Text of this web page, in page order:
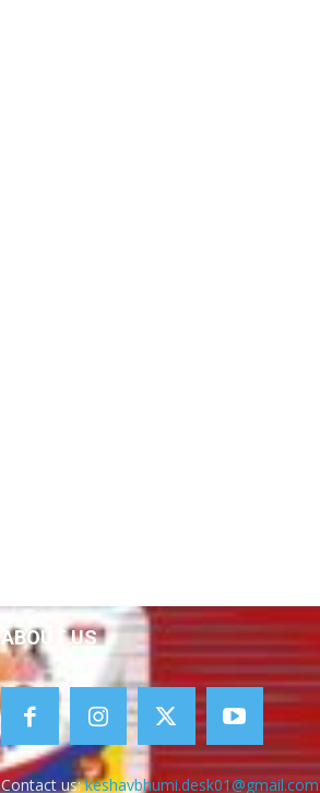
ABOUT US
Contact us:keshavbhumi.desk01@gmail.com